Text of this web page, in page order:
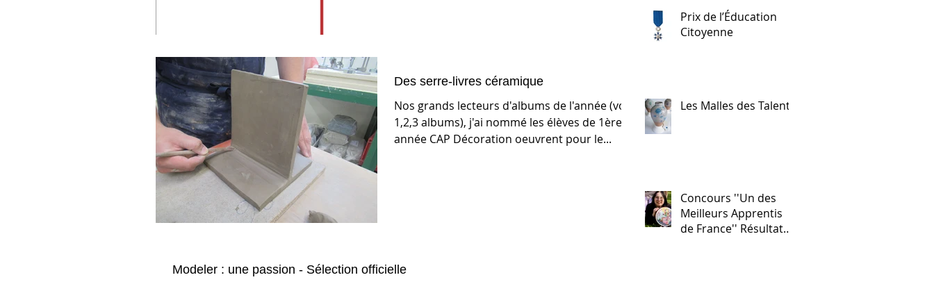
Des serre-livres céramique
Nos grands lecteurs d'albums de l'année (voir
1,2,3 albums), j'ai nommé les élèves de 1ère
année CAP Décoration oeuvrent pour le...
Modeler : une passion - Sélection officielle
Prix de l’Éducation
Citoyenne
Les Malles des Talents
Concours ''Un des
Meilleurs Apprentis
de France'' Résultats